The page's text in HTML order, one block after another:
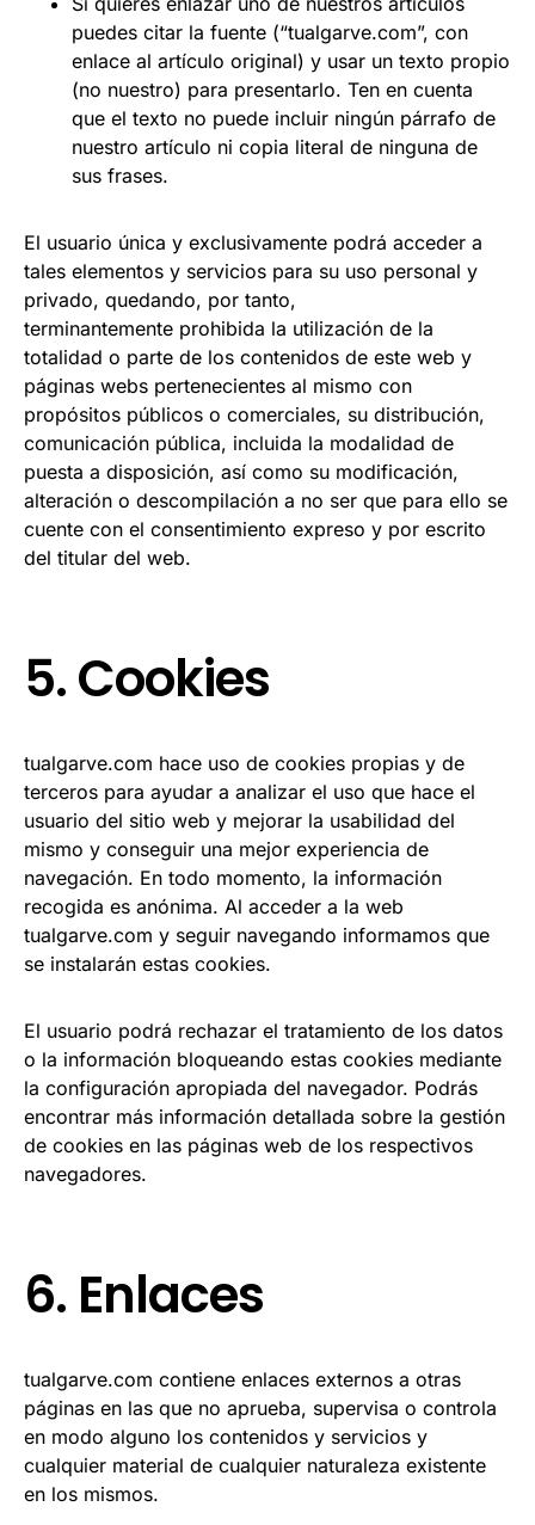
puedes citar la fuente (“tualgarve.com”, con
enlace al artículo original) y usar un texto propio
(no nuestro) para presentarlo. Ten en cuenta
que el texto no puede incluir ningún párrafo de
nuestro artículo ni copia literal de ninguna de
sus frases.
El usuario única y exclusivamente podrá acceder a
tales elementos y servicios para su uso personal y
privado, quedando, por tanto,
terminantemente prohibida la utilización de la
totalidad o parte de los contenidos de este web y
páginas webs pertenecientes al mismo con
propósitos públicos o comerciales, su distribución,
comunicación pública, incluida la modalidad de
puesta a disposición, así como su modificación,
alteración o descompilación a no ser que para ello se
cuente con el consentimiento expreso y por escrito
del titular del web.
5. Cookies
tualgarve.com hace uso de cookies propias y de
terceros para ayudar a analizar el uso que hace el
usuario del sitio web y mejorar la usabilidad del
mismo y conseguir una mejor experiencia de
navegación. En todo momento, la información
recogida es anónima. Al acceder a la web
tualgarve.com y seguir navegando informamos que
se instalarán estas cookies.
El usuario podrá rechazar el tratamiento de los datos
o la información bloqueando estas cookies mediante
la configuración apropiada del navegador. Podrás
encontrar más información detallada sobre la gestión
de cookies en las páginas web de los respectivos
navegadores.
6. Enlaces
tualgarve.com contiene enlaces externos a otras
páginas en las que no aprueba, supervisa o controla
en modo alguno los contenidos y servicios y
cualquier material de cualquier naturaleza existente
en los mismos.